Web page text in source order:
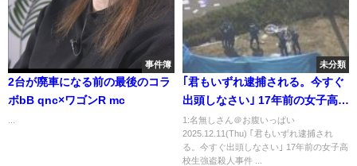
事件簿
2台が廃車になる前の最後のコラ
ボbB qnc×ワゴンR mc
未分類
｢君もいずれ逮捕される。今すぐ
出頭しなさい｣ 17年前の女子高校
生強盗殺人事件 下校途中に殺害
されバッグ奪われる “報奨金”の
期限 来年12月まで延長 愛知･豊
1:名無しさん＠お腹いっぱい
2025.12.11(Thu) ｢君もいずれ逮捕され
る。今すぐ出頭しなさい｣ 17年前の女子高
校生強盗殺人事件 ...